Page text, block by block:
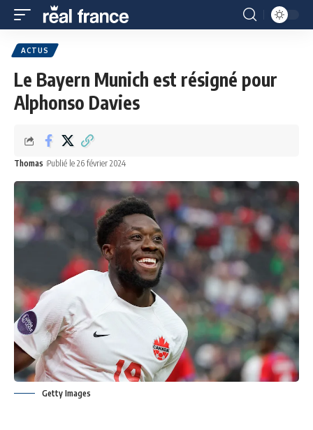
ACTUS
Le Bayern Munich est résigné pour
Alphonso Davies
Thomas Publié le 26 février 2024
Getty Images